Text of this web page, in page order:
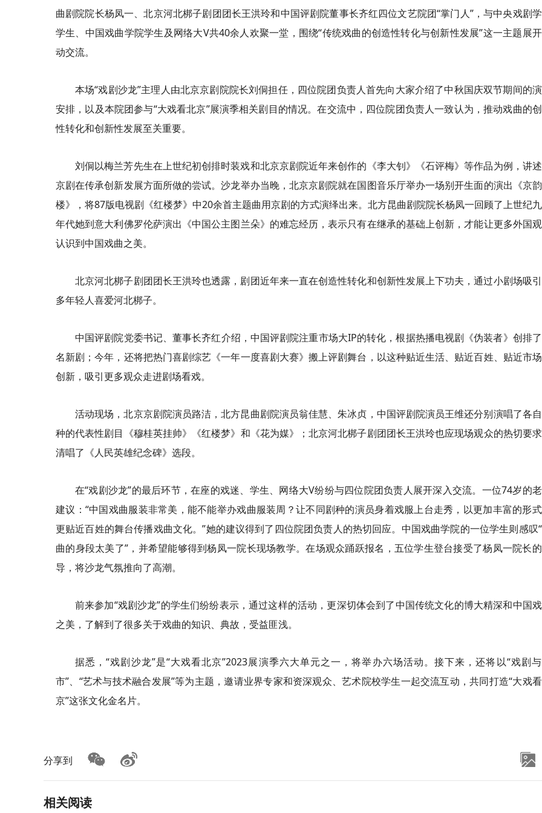
曲剧院院长杨凤一、北京河北梆子剧团团长王洪玲和中国评剧院董事长齐红四位文艺院团“掌门人”，与中央戏剧
学生、中国戏曲学院学生及网络大V共40余人欢聚一堂，围绕“传统戏曲的创造性转化与创新性发展”这一主题展
动交流。
本场“戏剧沙龙”主理人由北京京剧院院长刘侗担任，四位院团负责人首先向大家介绍了中秋国庆双节期间的
安排，以及本院团参与“大戏看北京”展演季相关剧目的情况。在交流中，四位院团负责人一致认为，推动戏曲的
性转化和创新性发展至关重要。
刘侗以梅兰芳先生在上世纪初创排时装戏和北京京剧院近年来创作的《李大钊》《石评梅》等作品为例，讲
京剧在传承创新发展方面所做的尝试。沙龙举办当晚，北京京剧院就在国图音乐厅举办一场别开生面的演出《京
楼》，将87版电视剧《红楼梦》中20余首主题曲用京剧的方式演绎出来。北方昆曲剧院院长杨凤一回顾了上世纪
年代她到意大利佛罗伦萨演出《中国公主图兰朵》的难忘经历，表示只有在继承的基础上创新，才能让更多外国
认识到中国戏曲之美。
北京河北梆子剧团团长王洪玲也透露，剧团近年来一直在创造性转化和创新性发展上下功夫，通过小剧场吸
多年轻人喜爱河北梆子。
中国评剧院党委书记、董事长齐红介绍，中国评剧院注重市场大IP的转化，根据热播电视剧《伪装者》创排
名新剧；今年，还将把热门喜剧综艺《一年一度喜剧大赛》搬上评剧舞台，以这种贴近生活、贴近百姓、贴近市
创新，吸引更多观众走进剧场看戏。
活动现场，北京京剧院演员路洁，北方昆曲剧院演员翁佳慧、朱冰贞，中国评剧院演员王维还分别演唱了各
种的代表性剧目《穆桂英挂帅》《红楼梦》和《花为媒》；北京河北梆子剧团团长王洪玲也应现场观众的热切要求
清唱了《人民英雄纪念碑》选段。
在“戏剧沙龙”的最后环节，在座的戏迷、学生、网络大V纷纷与四位院团负责人展开深入交流。一位74岁的
建议：“中国戏曲服装非常美，能不能举办戏曲服装周？让不同剧种的演员身着戏服上台走秀，以更加丰富的形式
更贴近百姓的舞台传播戏曲文化。”她的建议得到了四位院团负责人的热切回应。中国戏曲学院的一位学生则感叹
曲的身段太美了”，并希望能够得到杨凤一院长现场教学。在场观众踊跃报名，五位学生登台接受了杨凤一院长
导，将沙龙气氛推向了高潮。
前来参加“戏剧沙龙”的学生们纷纷表示，通过这样的活动，更深切体会到了中国传统文化的博大精深和中国
之美，了解到了很多关于戏曲的知识、典故，受益匪浅。
据悉，“戏剧沙龙”是“大戏看北京”2023展演季六大单元之一，将举办六场活动。接下来，还将以“戏剧
市”、“艺术与技术融合发展”等为主题，邀请业界专家和资深观众、艺术院校学生一起交流互动，共同打造“大戏
京”这张文化金名片。
分享到
相关阅读